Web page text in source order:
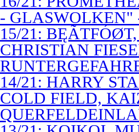
- GLASWOLKEN"
15/21:
CHRISTIAN
14/21: HARRY
COLD FIELD,